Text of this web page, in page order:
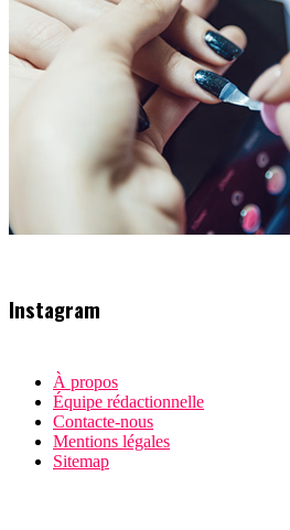
Instagram
À propos
Équipe rédactionnelle
Contacte-nous
Mentions légales
Sitemap